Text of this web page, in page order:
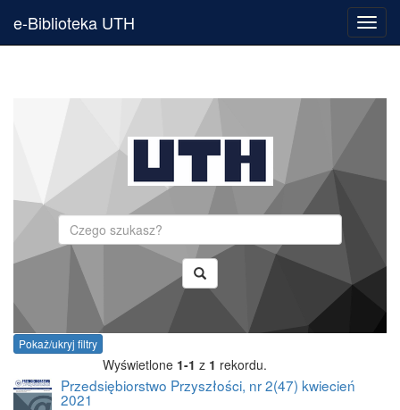
e-Biblioteka UTH
Pokaż/ukryj filtry
Wyświetlone 1-1 z 1 rekordu.
Przedsiębiorstwo Przyszłości, nr 2(47) kwiecień
2021